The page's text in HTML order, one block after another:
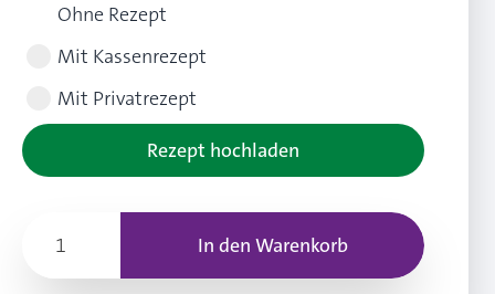
Ohne Rezept
Mit Kassenrezept
Mit Privatrezept
Rezept hochladen
In den Warenkorb